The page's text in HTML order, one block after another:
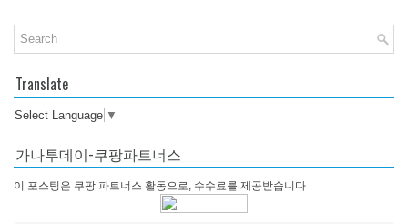
Translate
Select Language ▼
가나투데이-쿠팡파트너스
이 포스팅은 쿠팡 파트너스 활동으로, 수수료를 제공받습니다